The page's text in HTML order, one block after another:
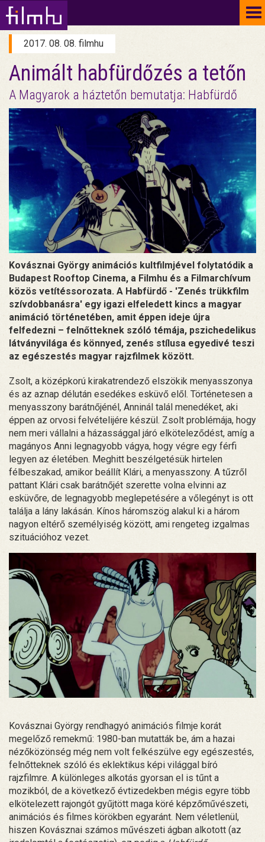
2017. 08. 08. filmhu
Animált habfürdőzés a tetőn
A Magyarok a háztetőn bemutatja: Habfürdő
Kovásznai György animációs kultfilmjével folytatódik a
Budapest Rooftop Cinema, a Filmhu és a Filmarchívum
közös vetítéssorozata. A Habfürdő - 'Zenés trükkfilm
szívdobbanásra' egy igazi elfeledett kincs a magyar
animáció történetében, amit éppen ideje újra
felfedezni – felnőtteknek szóló témája, pszichedelikus
látványvilága és könnyed, zenés stílusa egyedivé teszi
az egészestés magyar rajzfilmek között.
Zsolt, a középkorú kirakatrendező elszökik menyasszonya
és az aznap délután esedékes esküvő elől. Történetesen a
menyasszony barátnőjénél, Anninál talál menedéket, aki
éppen az orvosi felvételijére készül. Zsolt problémája, hogy
nem meri vállalni a házassággal járó elköteleződést, amíg a
magányos Anni legnagyobb vágya, hogy végre egy férfi
legyen az életében. Meghitt beszélgetésük hirtelen
félbeszakad, amikor beállít Klári, a menyasszony. A tűzről
pattant Klári csak barátnőjét szerette volna elvinni az
esküvőre, de legnagyobb meglepetésére a vőlegényt is ott
találja a lány lakásán. Kínos háromszög alakul ki a három
nagyon eltérő személyiség között, ami rengeteg izgalmas
szituációhoz vezet.
Kovásznai György rendhagyó animációs filmje korát
megelőző remekmű: 1980-ban mutatták be, ám a hazai
nézőközönség még nem volt felkészülve egy egészestés,
felnőtteknek szóló és eklektikus képi világgal bíró
rajzfilmre. A különleges alkotás gyorsan el is tűnt a
mozikból, de a következő évtizedekben mégis egyre több
elkötelezett rajongót gyűjtött maga köré képzőművészeti,
animációs és filmes körökben egyaránt. Nem véletlenül,
hiszen Kovásznai számos művészeti ágban alkotott (az